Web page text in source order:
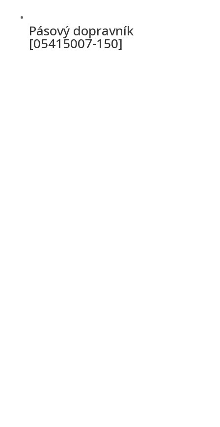
Pásový dopravník
[05415007-150]